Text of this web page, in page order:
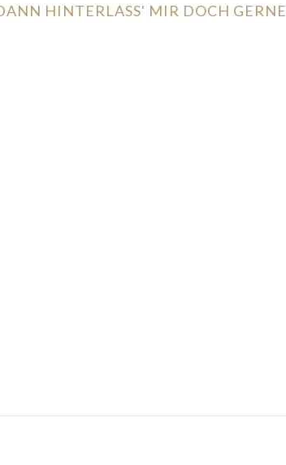
HINTERLASS' MIR DOCH GERNE